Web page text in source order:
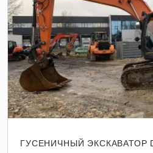
ГУСЕНИЧНЫЙ ЭКСКАВАТОР